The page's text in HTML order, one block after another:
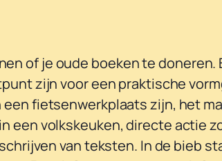
of je oude boeken te doneren.
zijn voor een praktische
fietsenwerkplaats zijn, het
een volkskeuken, directe actie
van teksten. In de bieb